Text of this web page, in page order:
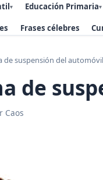
▾ Educación Primaria▾
Frases célebres
de suspensión del automóvil
de
Caos